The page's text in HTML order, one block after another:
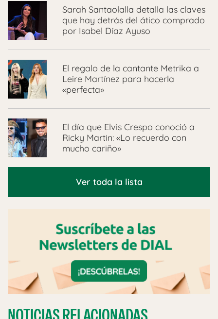
Sarah Santaolalla detalla las claves
que hay detrás del ático comprado
por Isabel Díaz Ayuso
El regalo de la cantante Metrika a
Leire Martínez para hacerla
«perfecta»
El día que Elvis Crespo conoció a
Ricky Martin: «Lo recuerdo con
mucho cariño»
Ver toda la lista